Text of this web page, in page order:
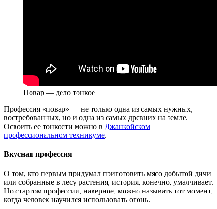
Повар — дело тонкое
Профессия «повар» — не только одна из самых нужных,
востребованных, но и одна из самых древних на земле.
Освоить ее тонкости можно в Джанкойском
профессиональном техникуме.
Вкусная профессия
О том, кто первым придумал приготовить мясо добытой дичи
или собранные в лесу растения, история, конечно, умалчивает.
Но стартом профессии, наверное, можно называть тот момент,
когда человек научился использовать огонь.